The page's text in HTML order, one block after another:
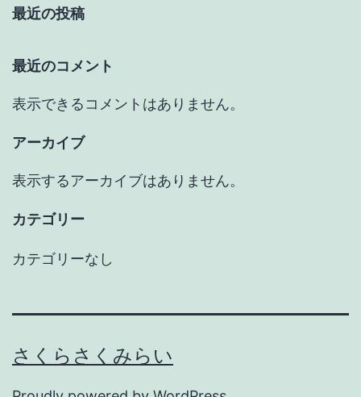
最近の投稿
最近のコメント
表示できるコメントはありません。
アーカイブ
表示するアーカイブはありません。
カテゴリー
カテゴリーなし
さくらさくみらい